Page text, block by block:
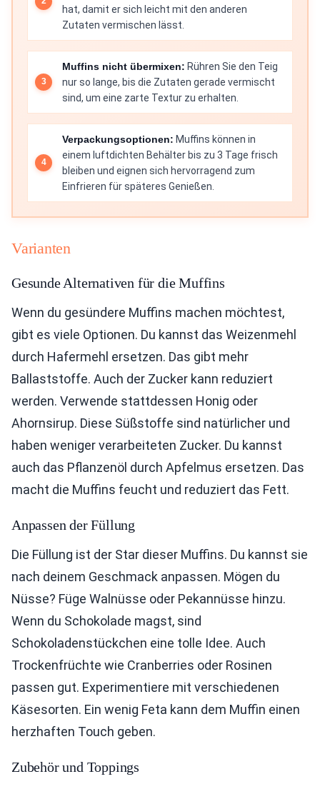
hat, damit er sich leicht mit den anderen
Zutaten vermischen lässt.
Muffins nicht übermixen: Rühren Sie den Teig
nur so lange, bis die Zutaten gerade vermischt
sind, um eine zarte Textur zu erhalten.
Verpackungsoptionen: Muffins können in
einem luftdichten Behälter bis zu 3 Tage frisch
bleiben und eignen sich hervorragend zum
Einfrieren für späteres Genießen.
Varianten
Gesunde Alternativen für die Muffins
Wenn du gesündere Muffins machen möchtest,
gibt es viele Optionen. Du kannst das Weizenmehl
durch Hafermehl ersetzen. Das gibt mehr
Ballaststoffe. Auch der Zucker kann reduziert
werden. Verwende stattdessen Honig oder
Ahornsirup. Diese Süßstoffe sind natürlicher und
haben weniger verarbeiteten Zucker. Du kannst
auch das Pflanzenöl durch Apfelmus ersetzen. Das
macht die Muffins feucht und reduziert das Fett.
Anpassen der Füllung
Die Füllung ist der Star dieser Muffins. Du kannst sie
nach deinem Geschmack anpassen. Mögen du
Nüsse? Füge Walnüsse oder Pekannüsse hinzu.
Wenn du Schokolade magst, sind
Schokoladenstückchen eine tolle Idee. Auch
Trockenfrüchte wie Cranberries oder Rosinen
passen gut. Experimentiere mit verschiedenen
Käsesorten. Ein wenig Feta kann dem Muffin einen
herzhaften Touch geben.
Zubehör und Toppings